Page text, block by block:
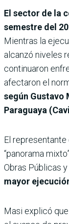
El sector de la
semestre del
Mientras la
alcanzó niveles
continuaron
afectaron el
según Gustavo
Paraguaya
El
“panorama
Obras Públicas
mayor
Masi explicó